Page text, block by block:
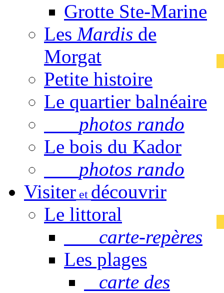
Grotte Ste-Marine
Les Mardis de
Morgat
Petite histoire
Le quartier balnéaire
photos rando
Le bois du Kador
photos rando
Visiter et découvrir
Le littoral
carte-repères
Les plages
carte des